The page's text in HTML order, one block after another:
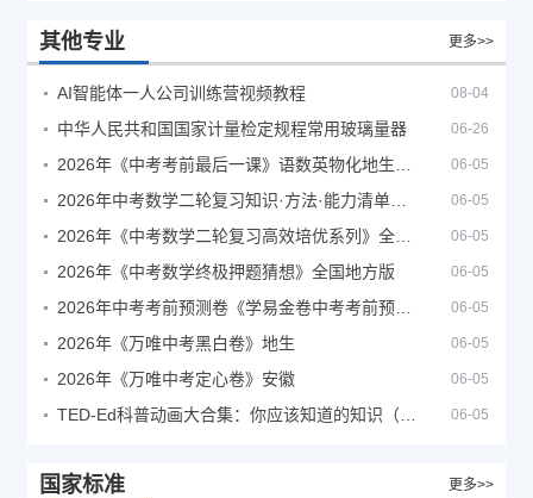
其他专业 更多>>
AI智能体一人公司训练营视频教程 08-04
中华人民共和国国家计量检定规程常用玻璃量器 06-26
06-05
06-05
06-05
2026年《中考数学终极押题猜想》全国地方版 06-05
06-05
2026年《万唯中考黑白卷》地生 06-05
2026年《万唯中考定心卷》安徽 06-05
06-05
国家标准 更多>>